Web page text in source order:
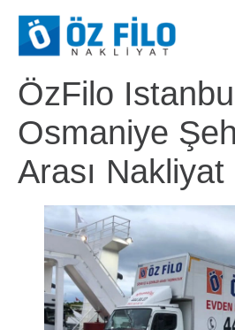
ÖzFilo Istanbul
Osmaniye
Arası Nakliyat